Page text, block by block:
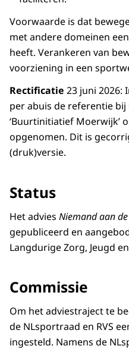
Voorwaarde is dat
met andere domeinen
heeft. Verankeren van
voorziening in een
Rectificatie 23 juni 2026:
per abuis de referentie
‘Buurtinitiatief Moerwijk’
opgenomen. Dit is
(druk)versie.
Status
Het advies Niemand aan
gepubliceerd en
Langdurige Zorg, Jeugd
Commissie
Om het adviestraject te
de NLsportraad en RVS
ingesteld. Namens de